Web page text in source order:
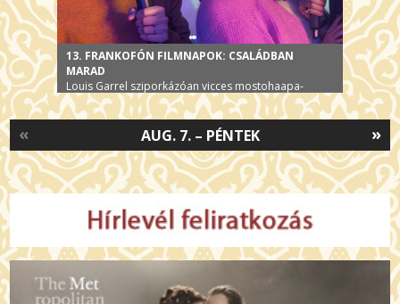
13. FRANKOFÓN FILMNAPOK: CSALÁDBAN
MARAD
Louis Garrel sziporkázóan vicces mostohaapa-
krimije, III. 9-én és 12-én
»
AUG. 7. – PÉNTEK
«